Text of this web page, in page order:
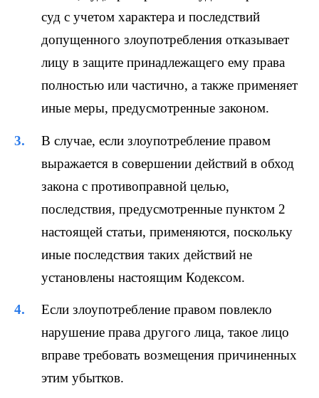
суд с учетом характера и последствий
допущенного злоупотребления отказывает
лицу в защите принадлежащего ему права
полностью или частично, а также применяет
иные меры, предусмотренные законом.
В случае, если злоупотребление правом
выражается в совершении действий в обход
закона с противоправной целью,
последствия, предусмотренные пунктом 2
настоящей статьи, применяются, поскольку
иные последствия таких действий не
установлены настоящим Кодексом.
Если злоупотребление правом повлекло
нарушение права другого лица, такое лицо
вправе требовать возмещения причиненных
этим убытков.